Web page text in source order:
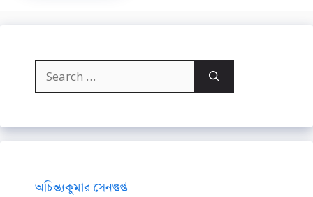
Search
for:
অচিন্ত্যকুমার সেনগুপ্ত